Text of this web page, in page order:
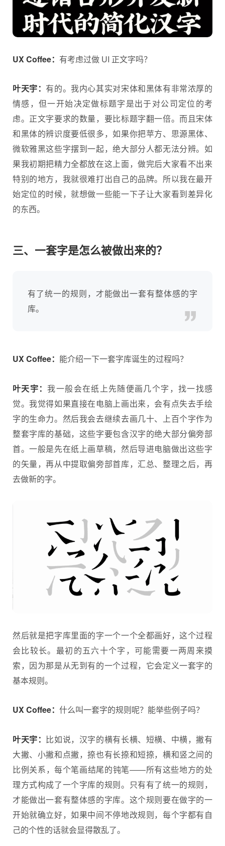
UX Coffee： 有考虑过做 UI 正文字吗？
叶天宇： 有的。我内心其实对宋体和黑体有非常浓厚的
情感，但一开始决定做标题字是出于对公司定位的考
虑。正文字要求的数量，要比标题字翻一倍。而且宋体
和黑体的辨识度要低很多，如果你把苹方、思源黑体、
微软雅黑这些字摆到一起，绝大部分人都无法分辨。如
果我初期把精力全都放在这上面，做完后大家看不出来
特别的地方，我就很难打出自己的品牌。所以我在最开
始定位的时候，就想做一些能一下子让大家看到差异化
的东西。
三、一套字是怎么被做出来的？
有了统一的规则，才能做出一套有整体感的字
库。
UX Coffee： 能介绍一下一套字库诞生的过程吗？
叶天宇：我一般会在纸上先随便画几个字，找一找感
觉。我觉得如果直接在电脑上画出来，会有点失去手绘
字的生命力。然后我会去继续去画几十、上百个字作为
整套字库的基础，这些字要包含汉字的绝大部分偏旁部
首。一般是先在纸上画草稿，然后导进电脑做出这些字
的矢量，再从中提取偏旁部首库，汇总、整理之后，再
去做新的字。
然后就是把字库里面的字一个一个全都画好，这个过程
会比较长。最初的五六十个字，可能需要一两周来摸
索，因为那是从无到有的一个过程，它会定义一套字的
基本规则。
UX Coffee： 什么叫一套字的规则呢？能举些例子吗？
叶天宇： 比如说，汉字的横有长横、短横、中横，撇有
大撇、小撇和点撇，捺也有长捺和短捺，横和竖之间的
比例关系，每个笔画结尾的钝笔——所有这些地方的处
理方式构成了一个字库的规则。只有有了统一的规则，
才能做出一套有整体感的字库。这个规则要在做字的一
开始就确立好，如果中间不停地改规则，每个字都有自
己的个性的话就会显得散乱了。